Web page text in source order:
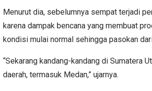
Menurut dia, sebelumnya sempat terjadi
karena dampak bencana yang membuat
kondisi mulai normal sehingga pasokan
“Sekarang kandang-kandang di Sumatera
daerah, termasuk Medan,” ujarnya.